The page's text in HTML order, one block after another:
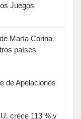
Juegos
María Corina
países
de Apelaciones
crece 113 % y